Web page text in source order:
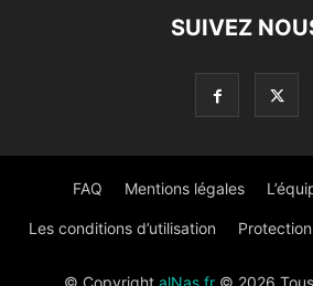
SUIVEZ
FAQ Mentions légales
Les conditions d’utilisation
© Copyright alNas.fr© 2026 Tous